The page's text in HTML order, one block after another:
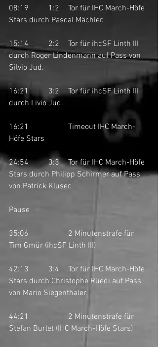
08:19	1:2	Tor für IHC March-Höfe
Stars durch Pascal Mächler.
15:14	2:2	Tor für ihcSF Linth III
durch Roger Lindenmann auf Pass von
Silvio Jud.
16:21	3:2	Tor für ihcSF Linth III
durch Livio Jud.
16:21		Timeout IHC March-
Höfe Stars
24:54	3:3	Tor für IHC March-Höfe
Stars durch Philipp Schirmer auf Pass
von Patrick Kluser.
Pause
35:06		2 Minutenstrafe für
Tim Gmür (ihcSF Linth III)
42:13	3:4	Tor für IHC March-Höfe
Stars durch Christophe Rüedi auf Pass
von Mario Siegenthaler.
44:21		2 Minutenstrafe für
Stefan Burlet (IHC March-Höfe Stars)